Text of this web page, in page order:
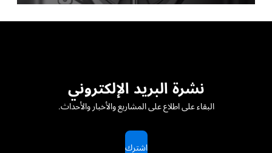
نشرة البريد الإلكتروني
البقاء على اطلاع على المشاريع والأخبار والأحداث.
اشترك